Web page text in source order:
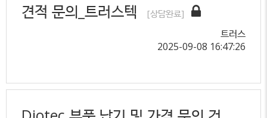
견적 문의_트러스텍 [상담완료]
트러스
2025-09-08 16:47:26